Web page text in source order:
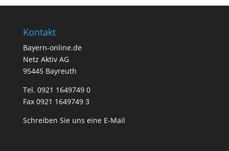
Kontakt
Bayern-online.de
Netz Aktiv AG
95445 Bayreuth
Tel. 0921 1649749 0
Fax 0921 1649749 3
Schreiben Sie uns eine E-Mail